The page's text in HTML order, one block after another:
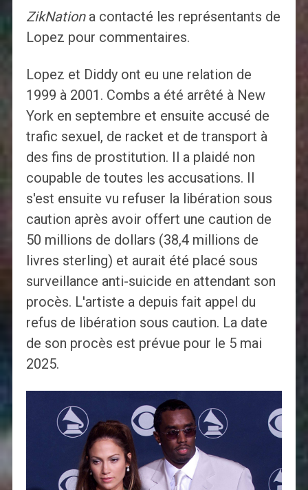
ZikNation a contacté les représentants de
Lopez pour commentaires.
Lopez et Diddy ont eu une relation de
1999 à 2001. Combs a été arrêté à New
York en septembre et ensuite accusé de
trafic sexuel, de racket et de transport à
des fins de prostitution. Il a plaidé non
coupable de toutes les accusations. Il
s'est ensuite vu refuser la libération sous
caution après avoir offert une caution de
50 millions de dollars (38,4 millions de
livres sterling) et aurait été placé sous
surveillance anti-suicide en attendant son
procès. L'artiste a depuis fait appel du
refus de libération sous caution. La date
de son procès est prévue pour le 5 mai
2025.